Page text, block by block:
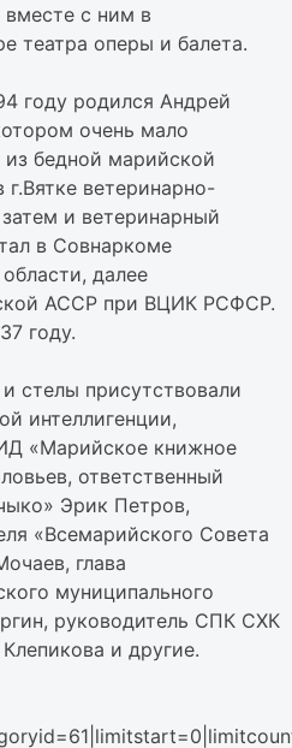
вместе с ним в
театра оперы и балета.
году родился Андрей
очень мало
бедной марийской
ветеринарно-
и ветеринарный
в Совнаркоме
далее
АССР при ВЦИК РСФСР.
году.
стелы присутствовали
интеллигенции,
«Марийское книжное
ответственный
Эрик Петров,
«Всемарийского Совета
глава
муниципального
руководитель СПК СХК
и другие.